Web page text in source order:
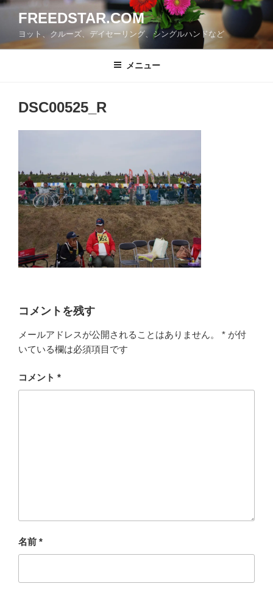
コ
ン
FREEDSTAR.COM
ヨット、クルーズ、デイセーリング、シングルハンドなど
メニュー
DSC00525_R
コメントを残す
メールアドレスが公開されることはありません。 * が付
いている欄は必須項目です
コメント *
名前 *